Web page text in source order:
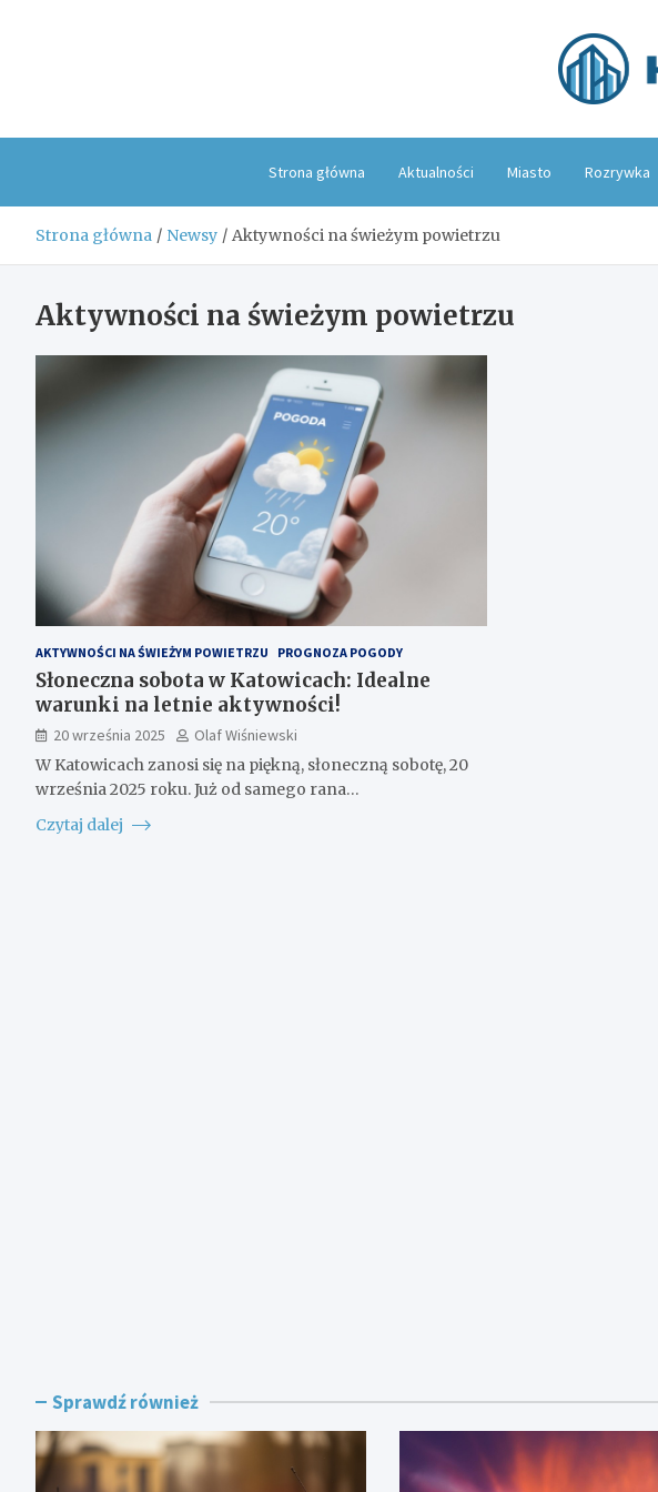
Strona główna Aktualności Miasto Rozrywka
Strona główna Newsy Aktywności na świeżym powietrzu
Aktywności na świeżym powietrzu
AKTYWNOŚCI NA ŚWIEŻYM POWIETRZU PROGNOZA POGODY
Słoneczna sobota w Katowicach: Idealne
warunki na letnie aktywności!
20 września 2025
Olaf Wiśniewski
W Katowicach zanosi się na piękną, słoneczną sobotę, 20
września 2025 roku. Już od samego rana…
Czytaj dalej
Sprawdź również